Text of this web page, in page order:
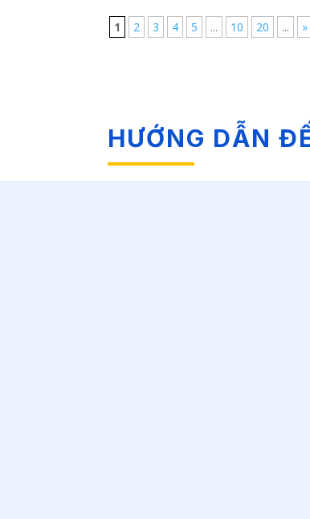
1 2 3 4 5 ... 10 20 ... »
HƯỚNG DẪN